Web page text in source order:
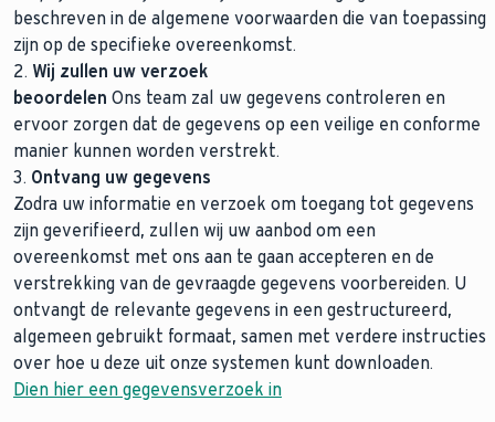
beschreven in de algemene voorwaarden die van toepassing
zijn op de specifieke overeenkomst.
2. Wij zullen uw verzoek
beoordelen Ons team zal uw gegevens controleren en
ervoor zorgen dat de gegevens op een veilige en conforme
manier kunnen worden verstrekt.
3. Ontvang uw gegevens
Zodra uw informatie en verzoek om toegang tot gegevens
zijn geverifieerd, zullen wij uw aanbod om een
overeenkomst met ons aan te gaan accepteren en de
verstrekking van de gevraagde gegevens voorbereiden. U
ontvangt de relevante gegevens in een gestructureerd,
algemeen gebruikt formaat, samen met verdere instructies
over hoe u deze uit onze systemen kunt downloaden.
Dien hier een gegevensverzoek in